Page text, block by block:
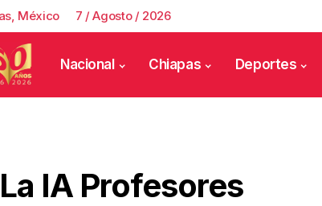
México 7 / Agosto / 2026
Nacional Chiapas Deportes
IA Profesores